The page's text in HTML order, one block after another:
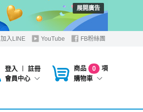
展開廣告
加入LINE YouTube FB粉絲團
登入 ︱
註冊
會員中心
商品 0
項
購物車